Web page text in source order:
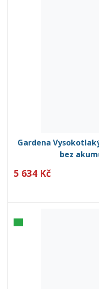
Gardena
bez
5 634 Kč